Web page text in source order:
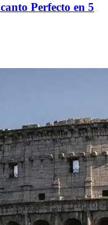
Perfecto en 5